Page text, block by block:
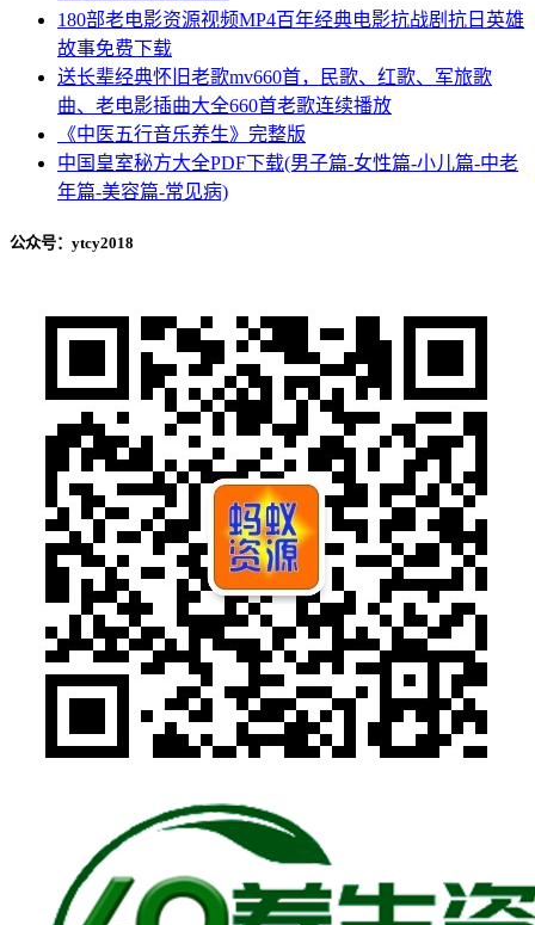
180部老电影资源视频MP4百年经典电影抗战剧抗日英雄
故事免费下载
送长辈经典怀旧老歌mv660首，民歌、红歌、军旅歌
曲、老电影插曲大全660首老歌连续播放
《中医五行音乐养生》完整版
中国皇室秘方大全PDF下载(男子篇-女性篇-小儿篇-中老
年篇-美容篇-常见病)
公众号：ytcy2018